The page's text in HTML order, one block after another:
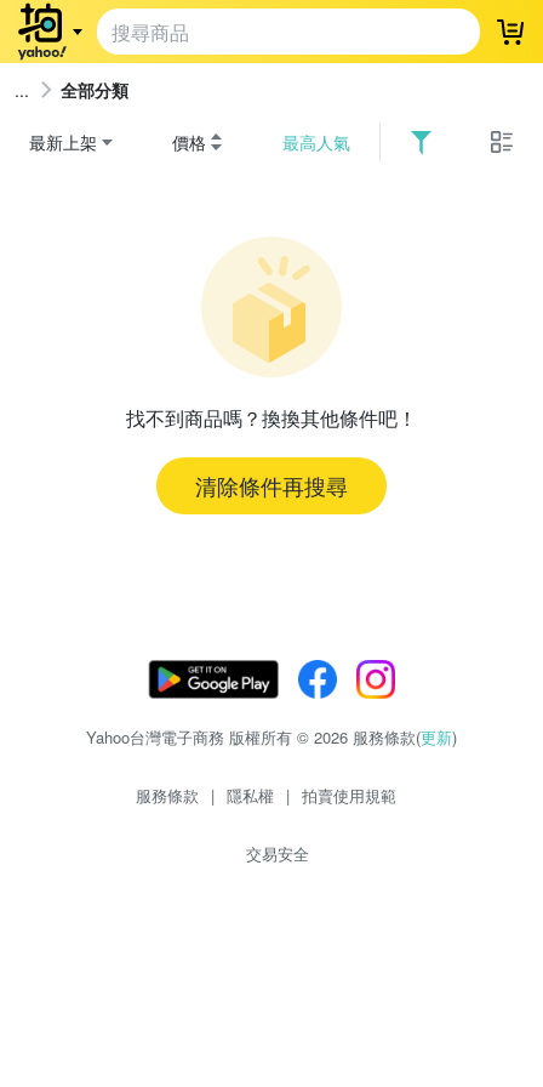
登
全部分類
最新上架 價格 最高人氣
找不到商品嗎？換換其他條件吧！
清除條件再搜尋
Yahoo台灣電子商務 版權所有 © 2026 服務條款(更新)
服務條款 | 隱私權 | 拍賣使用規範
交易安全